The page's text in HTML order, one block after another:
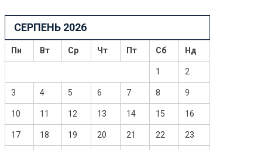
СЕРПЕНЬ 2026
Пн Вт Ср Чт Пт Сб Нд
1 2
3 4 5 6 7 8 9
10 11 12 13 14 15 16
17 18 19 20 21 22 23